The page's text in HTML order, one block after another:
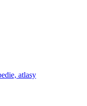
atlasy